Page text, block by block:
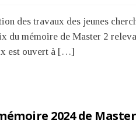
des travaux des jeunes
du mémoire de Master 2
est ouvert à […]
2024 de Master